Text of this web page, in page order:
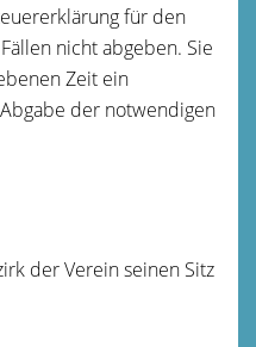
für den
nicht abgeben. Sie
Zeit ein
der notwendigen
der Verein seinen Sitz